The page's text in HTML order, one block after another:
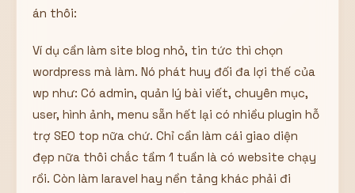
án thôi:
Ví dụ cần làm site blog nhỏ, tin tức thì chọn
wordpress mà làm. Nó phát huy đối đa lợi thế của
wp như: Có admin, quản lý bài viết, chuyên mục,
user, hình ảnh, menu sẵn hết lại có nhiều plugin hỗ
trợ SEO top nữa chứ. Chỉ cần làm cái giao diện
đẹp nữa thôi chắc tầm 1 tuần là có website chạy
rồi. Còn làm laravel hay nền tảng khác phải đi